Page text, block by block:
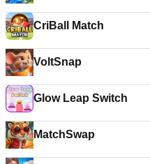
CriBall Match
VoltSnap
Glow Leap Switch
MatchSwap